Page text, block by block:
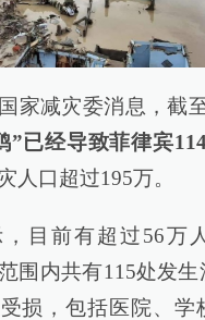
家减灾委消息，截
”已经导致菲律宾
人口超过195万。
目前有超过56万
围内共有115处发生
损，包括医院、学